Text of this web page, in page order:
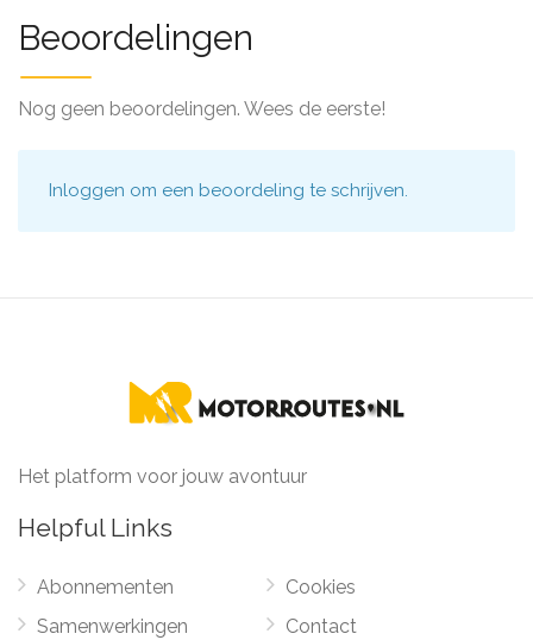
Beoordelingen
Nog geen beoordelingen. Wees de eerste!
Inloggen om een beoordeling te schrijven.
Het platform voor jouw avontuur
Helpful Links
Abonnementen
Samenwerkingen
Cookies
Contact